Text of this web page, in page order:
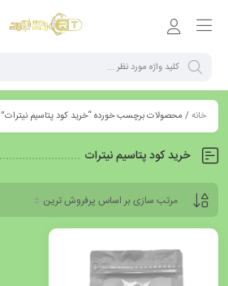
خانه/ محصولات برچسب خورده “خرید کود پتاسیم نیترات”
خرید کود پتاسیم نیترات